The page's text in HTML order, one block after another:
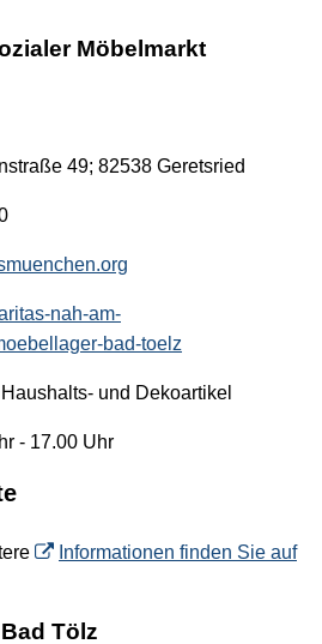
Möbelmarkt
49; 82538 Geretsried
nah-am-
bad-toelz
und Dekoartikel
- 17.00 Uhr
Informationen finden Sie auf
Tölz